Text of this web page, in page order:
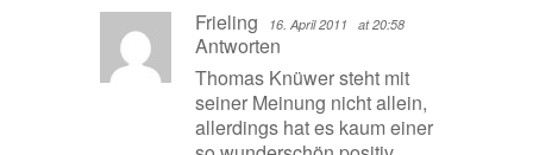
Frieling 16. April 2011 at 20:58
Antworten
Thomas Knüwer steht mit
seiner Meinung nicht allein,
allerdings hat es kaum einer